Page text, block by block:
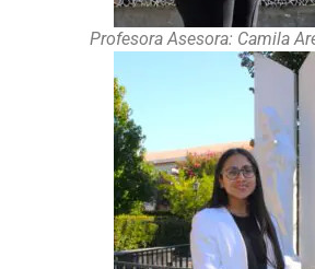
Profesora Asesora: Camila